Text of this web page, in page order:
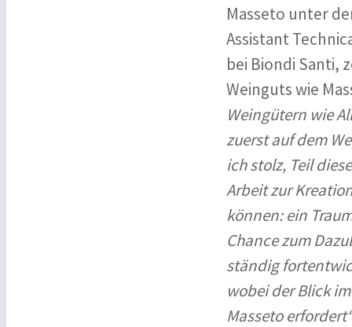
Masseto unter
Assistant
bei Biondi Santi,
Weinguts wie
Weingütern wie
zuerst auf dem
ich stolz, Teil
Arbeit zur
können: ein
Chance zum
ständig
wobei der Blick
Masseto